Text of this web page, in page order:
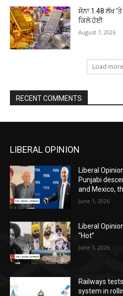
ਸੋਨਾ ₹1.48 ਲੱਖ
ਕਿਲੋ ਹੋਈ
August 7, 2026
Load more
RECENT COMMENTS
LIBERAL OPINION
Liberal
Punjabi
and Mexico,
June 1, 2026
Liberal
“Hot”
June 1, 2026
Railways
system in